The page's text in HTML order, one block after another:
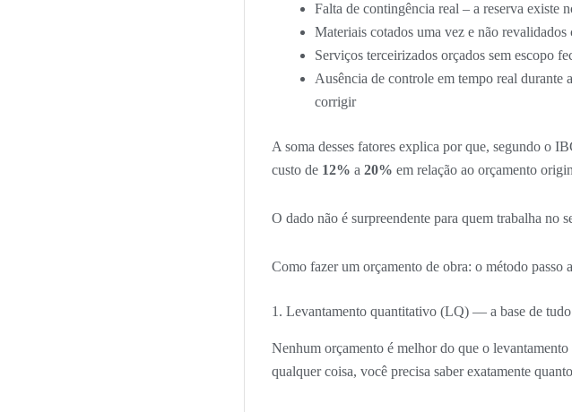
Falta de contingência real – a reserva existe
Materiais cotados uma vez e não
Serviços terceirizados orçados sem escopo
Ausência de controle em tempo real durante
corrigir
A soma desses fatores explica por que, segundo o
custo de 12% a 20% em relação ao orçamento
O dado não é surpreendente para quem trabalha no
Como fazer um orçamento de obra: o método passo
1. Levantamento quantitativo (LQ) — a base de tudo
Nenhum orçamento é melhor do que o
qualquer coisa, você precisa saber exatamente